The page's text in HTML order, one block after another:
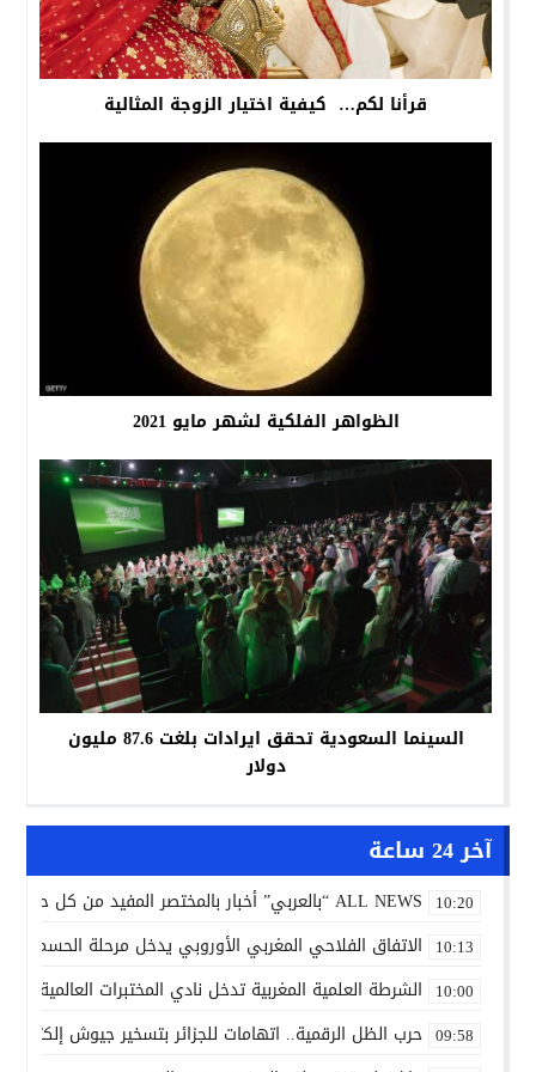
قرأنا لكم… كيفية اختيار الزوجة المثالية
الظواهر الفلكية لشهر مايو 2021
السينما السعودية تحقق ايرادات بلغت 87.6 مليون
دولار
آخر 24 ساعة
10:20 ALL NEWS “بالعربي” أخبار بالمختصر المفيد من كل حدب وصوب
10:13 الاتفاق الفلاحي المغربي الأوروبي يدخل مرحلة الحسم..
10:00 الشرطة العلمية المغربية تدخل نادي المختبرات العالمية..
09:58 حرب الظل الرقمية.. اتهامات للجزائر بتسخير جيوش